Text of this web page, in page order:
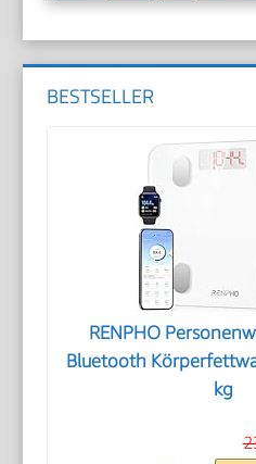
BESTSELLER
RENPHO
Bluetooth
kg